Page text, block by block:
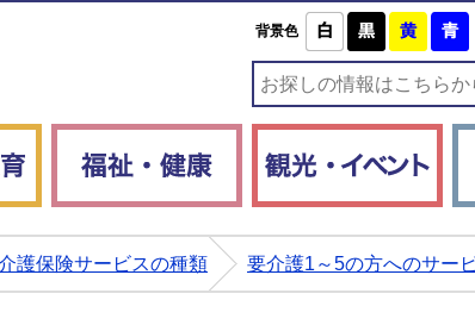
背景色 白 黒 黄
護保険サービスの種類 要介護1～5の方へのサー